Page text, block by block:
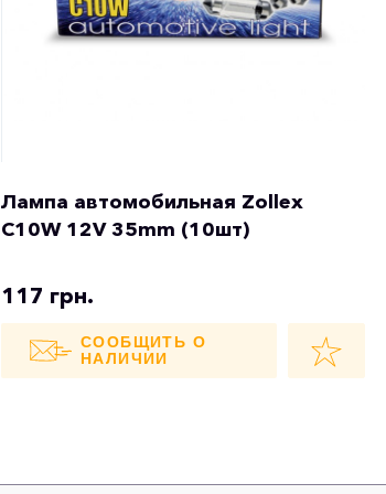
Лампа автомобильная Zollex
C10W 12V 35mm (10шт)
117 грн.
СООБЩИТЬ О
НАЛИЧИИ